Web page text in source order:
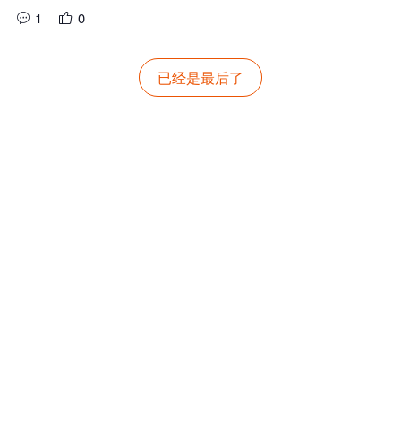
1
0
已经是最后了